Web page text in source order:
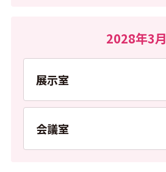
2028年3月
展示室
PDFを開く
会議室
PDFを開く